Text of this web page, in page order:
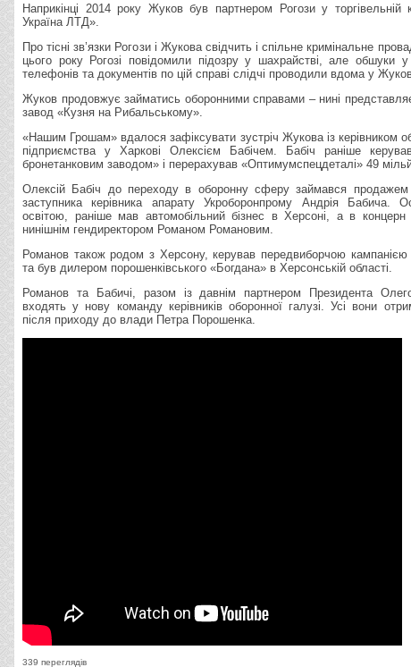
Наприкінці 2014 року Жуков був партнером Рогози у торгівельній
Україна ЛТД».
Про тісні зв’язки Рогози і Жукова свідчить і спільне кримінальне
цього року Рогозі повідомили підозру у шахрайстві, але обшуки
телефонів та документів по цій справі слідчі проводили вдома у
Жуков продовжує займатись оборонними справами – нині
завод «Кузня на Рибальському».
«Нашим Грошам» вдалося зафіксувати зустріч Жукова із керівником
підприємства у Харкові Олексієм Бабічем. Бабіч раніше
бронетанковим заводом» і перерахував «Оптимумспецдеталі» 49
Олексій Бабіч до переходу в оборонну сферу займався
заступника керівника апарату Укроборонпрому Андрія Бабича.
освітою, раніше мав автомобільний бізнес в Херсоні, а в
нинішнім гендиректором Романом Романовим.
Романов також родом з Херсону, керував передвиборчою
та був дилером порошенківського «Богдана» в Херсонській області.
Романов та Бабичі, разом із давнім партнером Президента
входять у нову команду керівників оборонної галузі. Усі вони
після приходу до влади Петра Порошенка.
339 переглядів